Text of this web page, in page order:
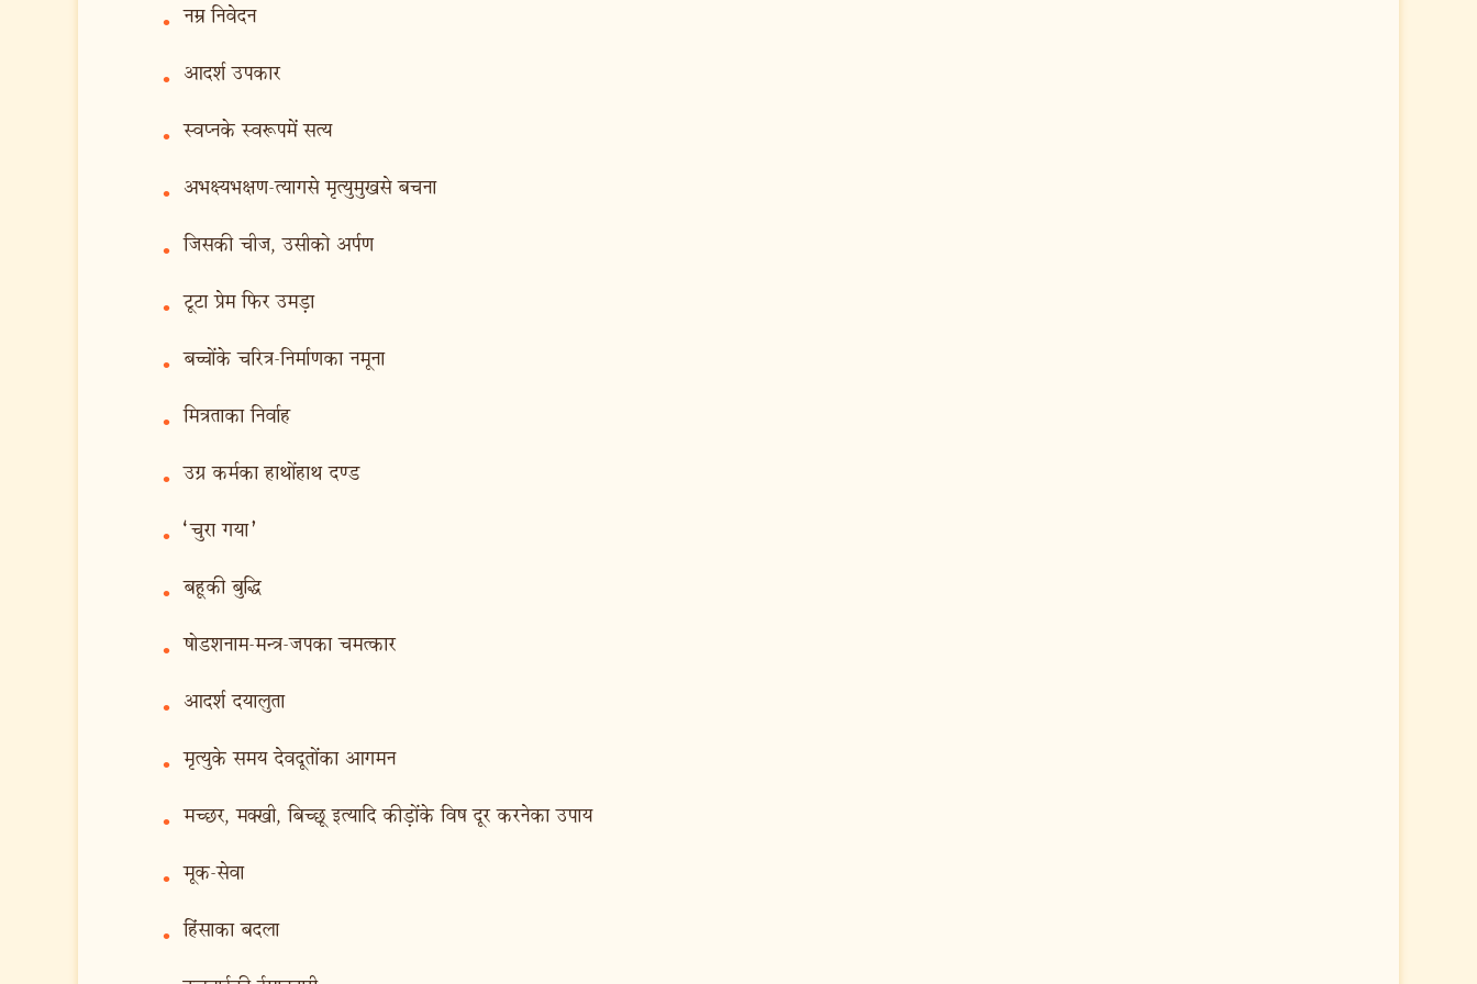
• नम्र निवेदन
• आदर्श उपकार
• स्वप्नके स्वरूपमें सत्य
• अभक्ष्यभक्षण-त्यागसे मृत्युमुखसे बचना
• जिसकी चीज, उसीको अर्पण
• टूटा प्रेम फिर उमड़ा
• बच्चोंके चरित्र-निर्माणका नमूना
• मित्रताका निर्वाह
• उग्र कर्मका हाथोंहाथ दण्ड
• ‘चुरा गया’
• बहूकी बुद्धि
• षोडशनाम-मन्त्र-जपका चमत्कार
• आदर्श दयालुता
• मृत्युके समय देवदूतोंका आगमन
• मच्छर, मक्खी, बिच्छू इत्यादि कीड़ोंके विष दूर करनेका उपाय
• मूक-सेवा
• हिंसाका बदला